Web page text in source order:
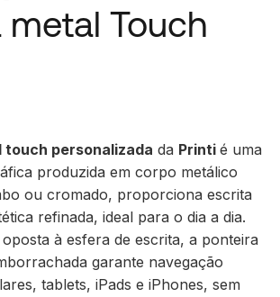
Touch
touch personalizada da Printi é uma
produzida em corpo metálico
ou cromado, proporciona escrita
refinada, ideal para o dia a dia.
à esfera de escrita, a ponteira
garante navegação
tablets, iPads e iPhones, sem